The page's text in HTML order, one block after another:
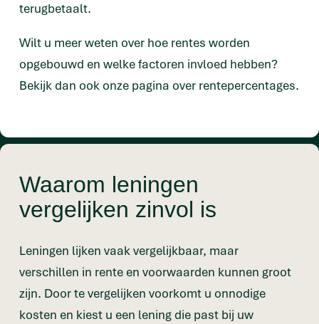
terugbetaalt.
Wilt u meer weten over hoe rentes worden
opgebouwd en welke factoren invloed hebben?
Bekijk dan ook onze pagina over rentepercentages.
Waarom leningen
vergelijken zinvol is
Leningen lijken vaak vergelijkbaar, maar
verschillen in rente en voorwaarden kunnen groot
zijn. Door te vergelijken voorkomt u onnodige
kosten en kiest u een lening die past bij uw